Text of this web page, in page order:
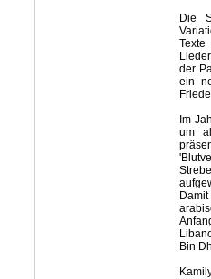
Die
der
ein
Im
um
Bin